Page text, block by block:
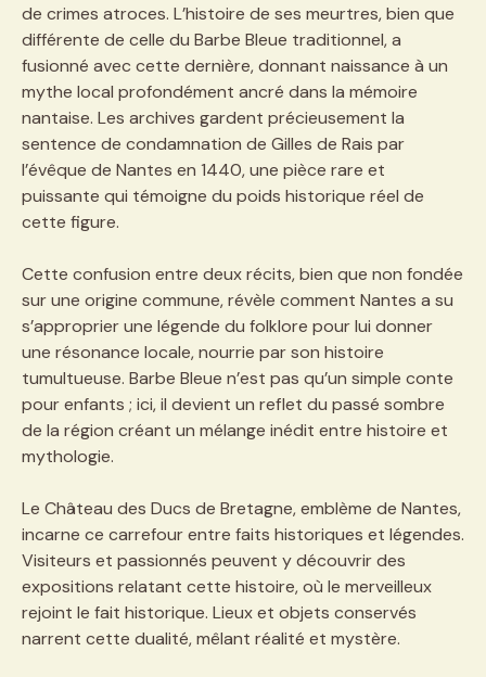
de crimes atroces. L’histoire de ses meurtres, bien que
différente de celle du Barbe Bleue traditionnel, a
fusionné avec cette dernière, donnant naissance à un
mythe local profondément ancré dans la mémoire
nantaise. Les archives gardent précieusement la
sentence de condamnation de Gilles de Rais par
l’évêque de Nantes en 1440, une pièce rare et
puissante qui témoigne du poids historique réel de
cette figure.
Cette confusion entre deux récits, bien que non fondée
sur une origine commune, révèle comment Nantes a su
s’approprier une légende du folklore pour lui donner
une résonance locale, nourrie par son histoire
tumultueuse. Barbe Bleue n’est pas qu’un simple conte
pour enfants ; ici, il devient un reflet du passé sombre
de la région créant un mélange inédit entre histoire et
mythologie.
Le Château des Ducs de Bretagne, emblème de Nantes,
incarne ce carrefour entre faits historiques et légendes.
Visiteurs et passionnés peuvent y découvrir des
expositions relatant cette histoire, où le merveilleux
rejoint le fait historique. Lieux et objets conservés
narrent cette dualité, mêlant réalité et mystère.